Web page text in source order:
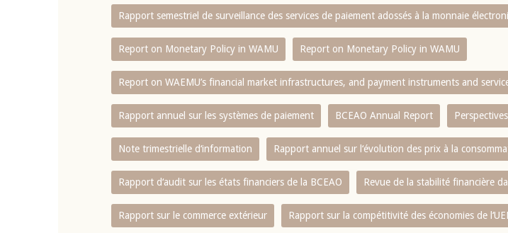
Rapport semestriel de surveillance des services de paiement adossés à la monnaie
Report on Monetary Policy in WAMU Report on Monetary Policy in WAMU
Report on WAEMU’s financial market infrastructures, and payment instruments and
Rapport annuel sur les systèmes de paiement BCEAO Annual Report
Note trimestrielle d‘information Rapport annuel sur l‘évolution des prix à la
Rapport d‘audit sur les états financiers de la BCEAO Revue de la stabilité financière
Rapport sur le commerce extérieur Rapport sur la compétitivité des économies de